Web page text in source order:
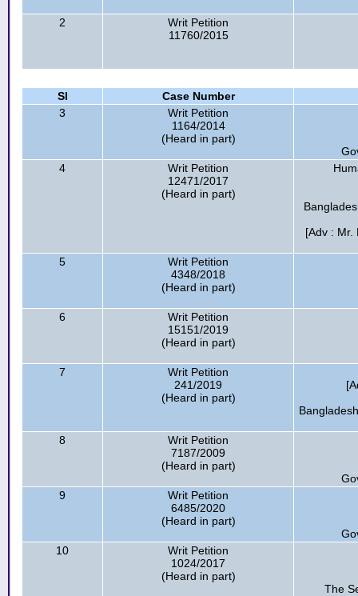
2
Writ Petition
11760/2015
Sl
Case Number
3
Writ Petition
1164/2014
(Heard in part)
4
Writ Petition
12471/2017
(Heard in part)
[Adv : Mr.
5
Writ Petition
4348/2018
(Heard in part)
6
Writ Petition
15151/2019
(Heard in part)
7
Writ Petition
241/2019
(Heard in part)
8
Writ Petition
7187/2009
(Heard in part)
9
Writ Petition
6485/2020
(Heard in part)
10
Writ Petition
1024/2017
(Heard in part)
The